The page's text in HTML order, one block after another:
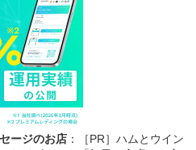
ージのお店 ：［PR］ハムとウイン